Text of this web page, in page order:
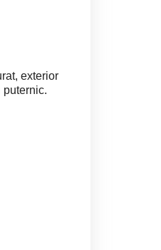
exterior
puternic.